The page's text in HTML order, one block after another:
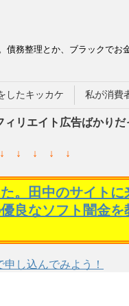
務整理とか、ブラックで
したキッカケ 私が消費
リエイト広告ばかりだ
↓ ↓ ↓ ↓
田中のサイト
良なソフト闇金
申し込んでみよう！